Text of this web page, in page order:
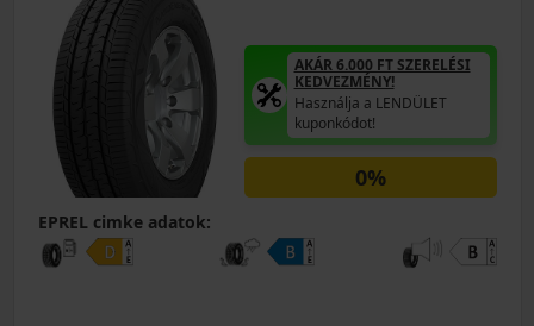
AKÁR 6.000 FT SZERELÉSI
KEDVEZMÉNY!
Használja a LENDÜLET
kuponkódot!
0%
EPREL cimke adatok: